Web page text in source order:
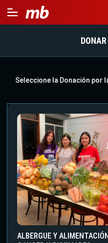
Seleccione la Donación por
ALBERGUE Y